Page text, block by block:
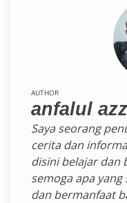
AUTHOR
anfalul
Saya seorang
cerita dan
disini belajar dan
semoga apa
dan bermanfaat